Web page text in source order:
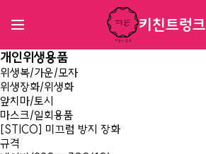
키친트렁크
개인위생용품
위생복/가운/모자
위생장화/위생화
앞치마/토시
마스크/일회용품
[STICO] 미끄럼 방지 장화
규격